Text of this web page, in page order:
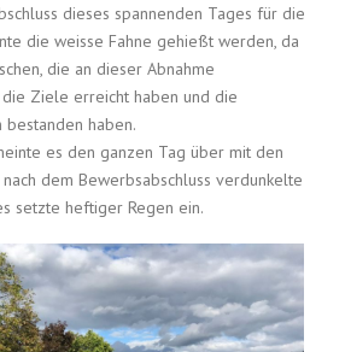
dieses spannenden Tages für die
die weisse Fahne gehießt werden, da
die an dieser Abnahme
Ziele erreicht haben und die
haben.
es den ganzen Tag über mit den
dem Bewerbsabschluss verdunkelte
setzte heftiger Regen ein.